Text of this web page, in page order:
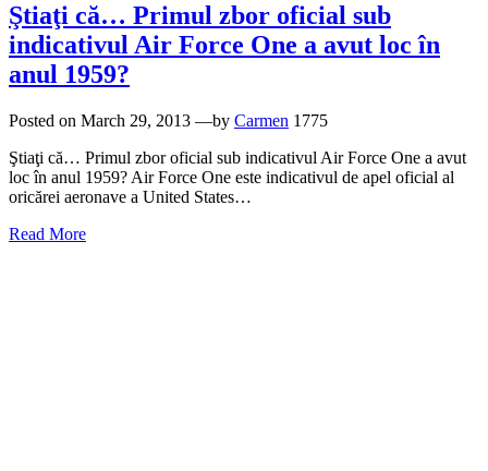
Ştiaţi că… Primul zbor oficial sub
indicativul Air Force One a avut loc în
anul 1959?
Posted on March 29, 2013 —by Carmen 1775
Ştiaţi că… Primul zbor oficial sub indicativul Air Force One a avut
loc în anul 1959? Air Force One este indicativul de apel oficial al
oricărei aeronave a United States…
Read More